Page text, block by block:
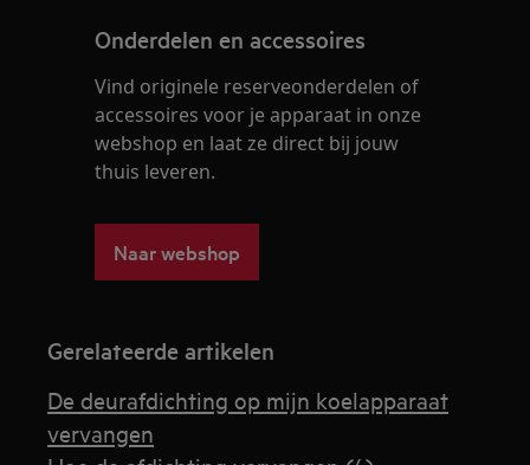
Onderdelen en accessoires
Vind originele reserveonderdelen of
accessoires voor je apparaat in onze
webshop en laat ze direct bij jouw
thuis leveren.
Naar webshop
Gerelateerde artikelen
De deurafdichting op mijn koelapparaat
vervangen